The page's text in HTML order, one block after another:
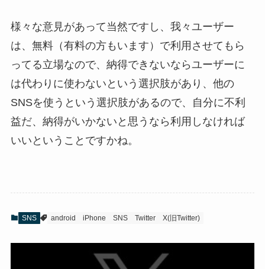
様々な意見があって当然ですし、我々ユーザー
は、無料（有料の方もいます）で利用させてもら
ってる立場なので、納得できないならユーザーに
は代わりに使わないという選択肢があり、他の
SNSを使うという選択肢があるので、自分に不利
益だ、納得がいかないと思うなら利用しなければ
いいということですかね。
SNS android iPhone SNS Twitter X(旧Twitter)